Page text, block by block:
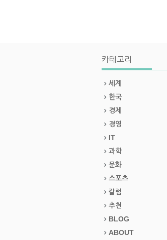
카테고리
세계
한국
경제
경영
IT
과학
문화
스포츠
칼럼
추천
BLOG
ABOUT